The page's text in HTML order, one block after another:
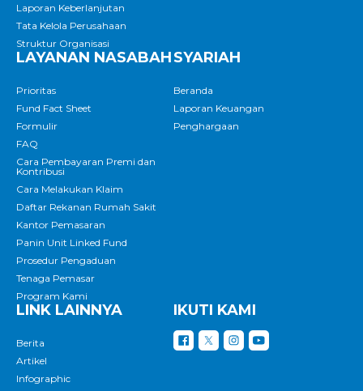
Laporan Keberlanjutan
Tata Kelola Perusahaan
Struktur Organisasi
LAYANAN NASABAH
Prioritas
Fund Fact Sheet
Formulir
FAQ
Cara Pembayaran Premi dan
Kontribusi
Cara Melakukan Klaim
Daftar Rekanan Rumah Sakit
Kantor Pemasaran
Panin Unit Linked Fund
Prosedur Pengaduan
Tenaga Pemasar
Program Kami
SYARIAH
Beranda
Laporan Keuangan
Penghargaan
LINK LAINNYA
Berita
Artikel
Infographic
IKUTI KAMI